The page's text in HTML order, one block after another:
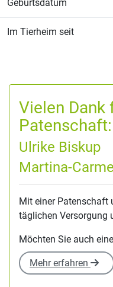
Geburtsdatum
Im Tierheim seit
Vielen Dank
Patenschaft:
Ulrike Biskup
Martina-
Mit einer Patenschaft
täglichen Versorgung
Möchten Sie auch
Mehr erfahren